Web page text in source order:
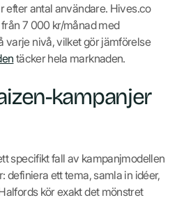
efter antal användare. Hives.co
7 000 kr/månad med
varje nivå, vilket gör jämförelse
täcker hela marknaden.
kampanjer
specifikt fall av kampanjmodellen
definiera ett tema, samla in idéer,
kör exakt det mönstret